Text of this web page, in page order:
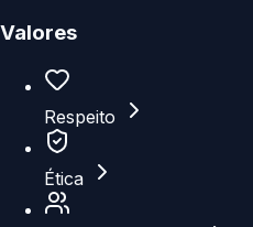
Valores
Respeito
Ética